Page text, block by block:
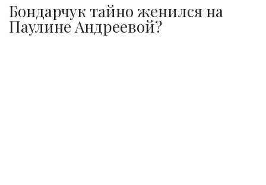
Бондарчук тайно женился на
Паулине Андреевой?